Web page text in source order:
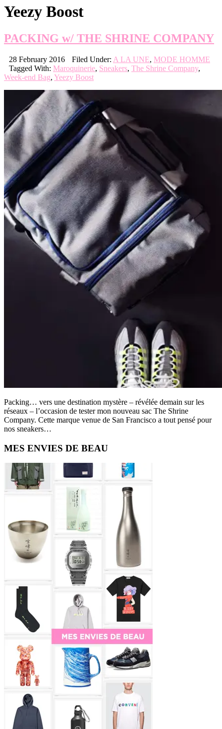
Yeezy Boost
PACKING w/ THE SHRINE COMPANY
28 February 2016 Filed Under: A LA UNE, MODE HOMME
Tagged With: Maroquinerie, Sneakers, The Shrine Company,
Week-end Bag, Yeezy Boost
Packing… vers une destination mystère – révélée demain sur les
réseaux – l’occasion de tester mon nouveau sac The Shrine
Company. Cette marque venue de San Francisco a tout pensé pour
nos sneakers…
Primary
Sidebar
MES ENVIES DE BEAU